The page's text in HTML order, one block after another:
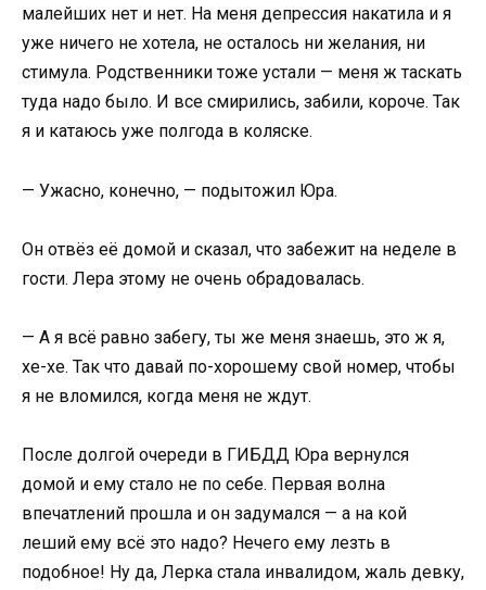
малейших нет и нет. На меня депрессия накатила и я
уже ничего не хотела, не осталось ни желания, ни
стимула. Родственники тоже устали — меня ж таскать
туда надо было. И все смирились, забили, короче. Так
я и катаюсь уже полгода в коляске.
— Ужасно, конечно, — подытожил Юра.
Он отвёз её домой и сказал, что забежит на неделе в
гости. Лера этому не очень обрадовалась.
— А я всё равно забегу, ты же меня знаешь, это ж я,
хе-хе. Так что давай по-хорошему свой номер, чтобы
я не вломился, когда меня не ждут.
После долгой очереди в ГИБДД Юра вернулся
домой и ему стало не по себе. Первая волна
впечатлений прошла и он задумался — а на кой
леший ему всё это надо? Нечего ему лезть в
подобное! Ну да, Лерка стала инвалидом, жаль девку,